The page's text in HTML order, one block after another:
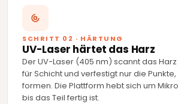
SCHRITT 02 · HÄRTUNG
UV-Laser härtet das Harz
Der UV-Laser (405 nm) scannt das
für Schicht und verfestigt nur die
formen. Die Plattform hebt sich um
bis das Teil fertig ist.